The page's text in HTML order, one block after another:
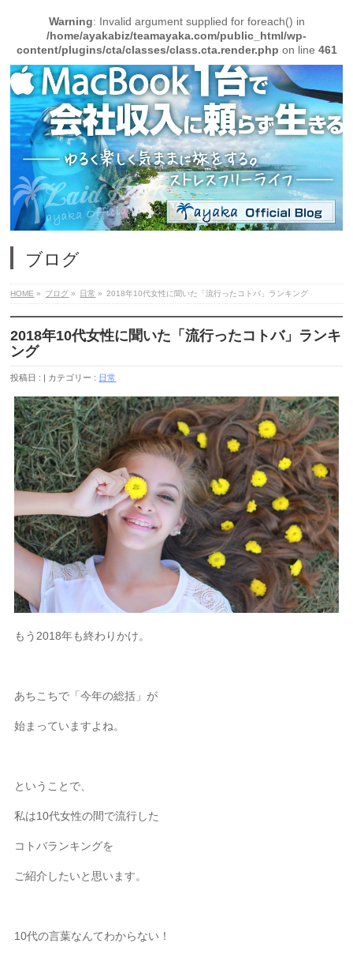
Warning: Invalid argument supplied for foreach() in
/home/ayakabiz/teamayaka.com/public_html/wp-
content/plugins/cta/classes/class.cta.render.php on line 461
ブログ
HOME » ブログ » 日常 » 2018年10代女性に聞いた「流行ったコトバ」ランキング
2018年10代女性に聞いた「流行ったコトバ」ランキ
ング
投稿日 : カテゴリー : 日常
もう2018年も終わりかけ。
あちこちで「今年の総括」が
始まっていますよね。
ということで、
私は10代女性の間で流行した
コトバランキングを
ご紹介したいと思います。
10代の言葉なんてわからない！